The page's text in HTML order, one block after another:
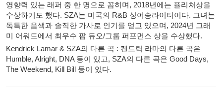
영향력 있는 래퍼 중 한 명으로 꼽히며, 2018년에는 퓰리처상을
수상하기도 했다. SZA는 미국의 R&B 싱어송라이터이다. 그녀는
독특한 음색과 솔직한 가사로 인기를 얻고 있으며, 2024년 그래
미 어워드에서 최우수 팝 듀오/그룹 퍼포먼스 상을 수상했다.
Kendrick Lamar & SZA의 다른 곡 : 켄드릭 라마의 다른 곡은
Humble, Alright, DNA 등이 있고, SZA의 다른 곡은 Good Days,
The Weekend, Kill Bill 등이 있다.